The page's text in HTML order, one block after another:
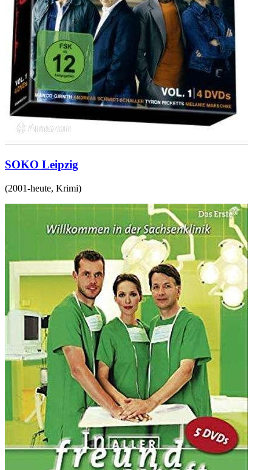
SOKO Leipzig
(2001-heute, Krimi)